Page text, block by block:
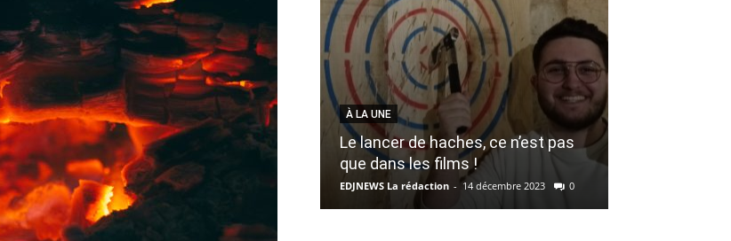
À LA UNE
Le lancer de haches, ce n’est pas
que dans les films !
EDJNEWS La rédaction - 14 décembre 2023 0